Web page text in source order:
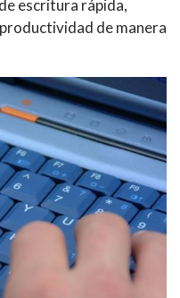
escritura rápida,
de manera